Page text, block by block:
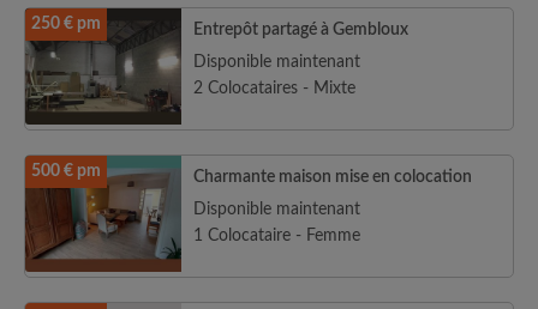
250 € pm
Entrepôt partagé à Gembloux
Disponible maintenant
2 Colocataires - Mixte
500 € pm
Charmante maison mise en colocation
Disponible maintenant
1 Colocataire - Femme